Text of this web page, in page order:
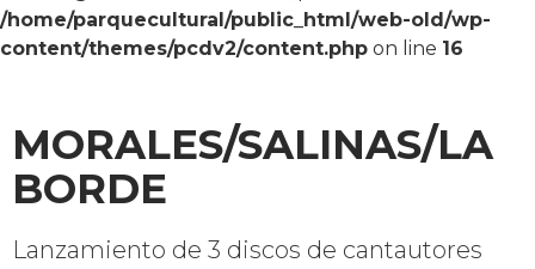
/home/parquecultural/public_html/web-old/wp-
content/themes/pcdv2/content.php on line 16
MORALES/SALINAS/LA
BORDE
Lanzamiento de 3 discos de cantautores